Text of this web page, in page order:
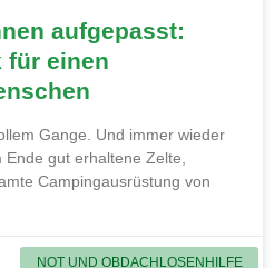
NOT UND OBDACHLOSENHILFE
aufgepasst:
für einen
Gange. Und immer wieder
gut erhaltene Zelte,
Campingausrüstung von